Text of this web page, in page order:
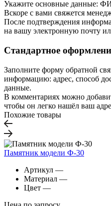
Укажите основные данные:
Вскоре с вами свяжется
После подтверждения
на вашу электронную почту
Стандартное
Заполните форму обратной
информацию: адрес, способ
данные.
В комментариях можно
чтобы он легко нашёл ваш
Похожие товары
Памятник модели Ф-30
Артикул —
Материал —
Цвет —